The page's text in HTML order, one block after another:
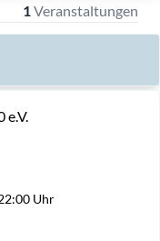
1Veranstaltungen
e.V.
Uhr